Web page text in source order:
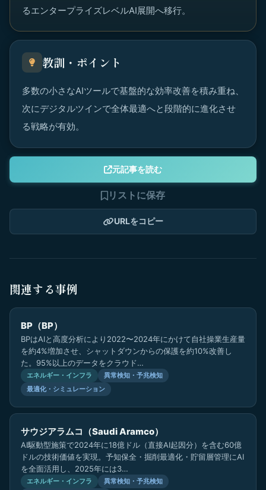
るエンタープライズレベルAI展開へ移行。
教訓・ポイント
多数の小さなAIツールで基盤的な効率改善を積み重ね、
次にデジタルツインで全体最適へと段階的に進化させ
る戦略が有効。
元記事を読む
リストに保存
URLをコピー
関連する事例
BP（BP）
BPはAIと高度分析により2022〜2024年にかけて自社操業生産量
を約4%増加させ、シャットダウンからの保護を約10%改善し
た。95%以上のデータをクラウド…
エネルギー・インフラ
異常検知・予兆検知
最適化・シミュレーション
サウジアラムコ（Saudi Aramco）
AI駆動型施策で2024年に18億ドル（直接AI起因分）を含む60億
ドルの技術価値を実現。予知保全・掘削最適化・貯留層管理にAI
を全面活用し、2025年には3…
エネルギー・インフラ 異常検知・予兆検知